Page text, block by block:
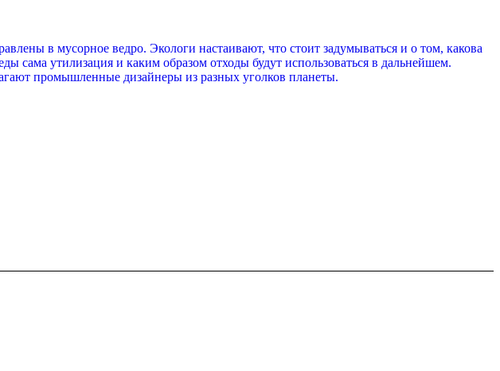
в мусорное ведро. Экологи настаивают, что стоит задумываться и о том, какова
сама утилизация и каким образом отходы будут использоваться в дальнейшем.
промышленные дизайнеры из разных уголков планеты.